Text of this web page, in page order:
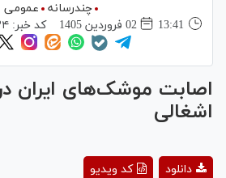
چندرسانه
عمومی
13:41
02 فروردين 1405 کد خبر:
اصابت موشک‌های ایران
اشغالی
Playکد ویدیو دانلود